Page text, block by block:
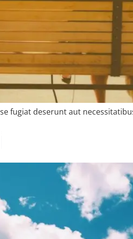
fugiat deserunt aut